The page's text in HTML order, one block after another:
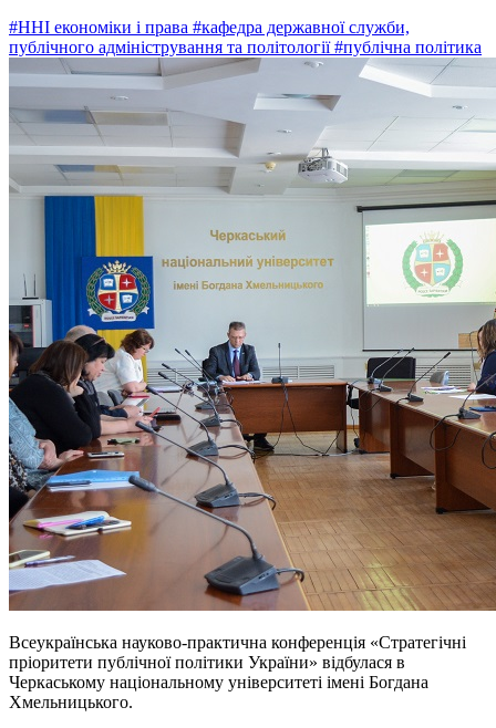
#ННІ економіки і права #кафедра державної служби,
публічного адміністрування та політології#публічна політика
Всеукраїнська науково-практична конференція «Стратегічні
пріоритети публічної політики України» відбулася в
Черкаському національному університеті імені Богдана
Хмельницького.